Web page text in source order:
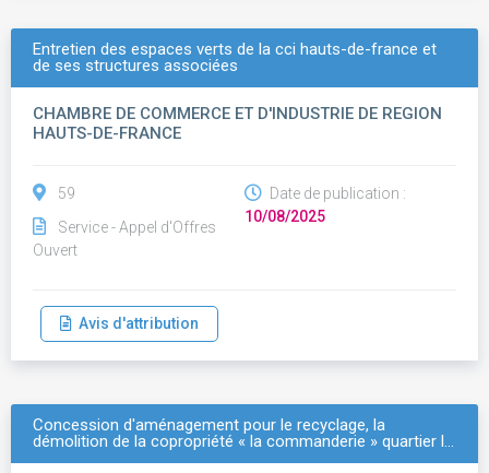
Entretien des espaces verts de la cci hauts-de-france et
de ses structures associées
CHAMBRE DE COMMERCE ET D'INDUSTRIE DE REGION
HAUTS-DE-FRANCE
59
Service - Appel d'Offres
Ouvert
Date de publication :
10/08/2025
Avis d'attribution
Concession d'aménagement pour le recyclage, la
démolition de la copropriété « la commanderie » quartier l…